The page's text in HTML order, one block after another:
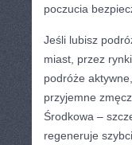
poczucia
Jeśli lubisz
miast, przez
podróże
przyjemne
Środkowa –
regeneruje